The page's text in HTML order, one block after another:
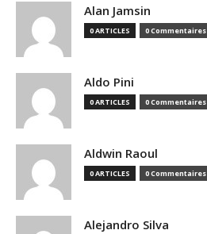
Alan Jamsin
0 ARTICLES 0 Commentaires
Aldo Pini
0 ARTICLES 0 Commentaires
Aldwin Raoul
0 ARTICLES 0 Commentaires
Alejandro Silva